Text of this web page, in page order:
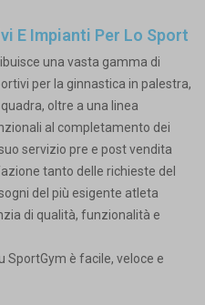
E Impianti Per Lo Sport
una vasta gamma di
per la ginnastica in palestra,
oltre a una linea
al completamento dei
servizio pre e post vendita
tanto delle richieste del
del più esigente atleta
di qualità, funzionalità e
SportGym è facile, veloce e